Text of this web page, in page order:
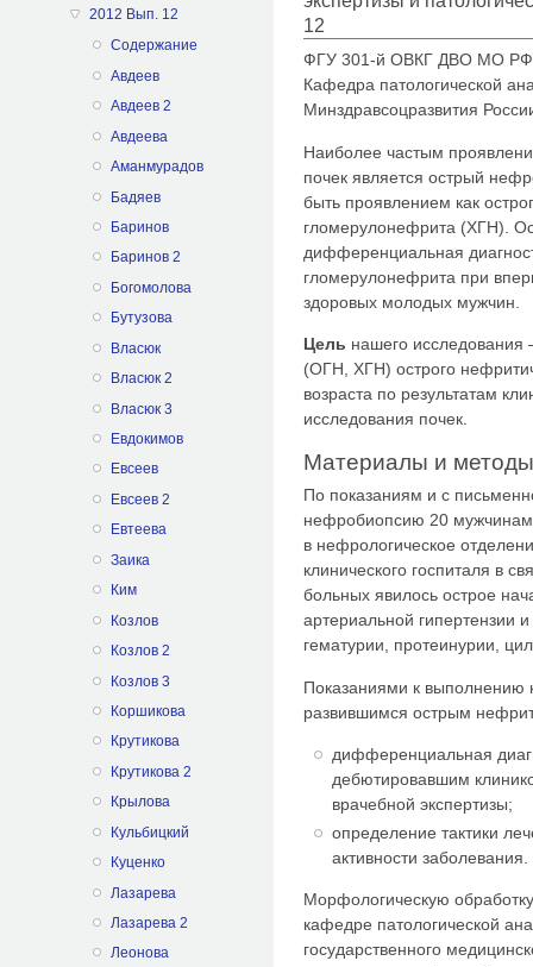
2012 Вып. 12
Содержание
Авдеев
Авдеев 2
Авдеева
Аманмурадов
Бадяев
Баринов
Баринов 2
Богомолова
Бутузова
Власюк
Власюк 2
Власюк 3
Евдокимов
Евсеев
Евсеев 2
Евтеева
Заика
Ким
Козлов
Козлов 2
Козлов 3
Коршикова
Крутикова
Крутикова 2
Крылова
Кульбицкий
Куценко
Лазарева
Лазарева 2
Леонова
12
ФГУ 301-й ОВКГ ДВО МО РФ
Кафедра патологической
Минздравсоцразвития
Наиболее частым
почек является острый
быть проявлением как
гломерулонефрита (ХГН).
дифференциальная
гломерулонефрита при
здоровых молодых мужчин.
Цель нашего исследования
(ОГН, ХГН) острого
возраста по результатам
исследования почек.
Материалы и методы
По показаниям и с
нефробиопсию 20 мужчинам
в нефрологическое
клинического госпиталя в
больных явилось острое
артериальной гипертензии
гематурии, протеинурии,
Показаниями к выполнению
развившимся острым
дифференциальная
дебютировавшим
врачебной экспертизы;
определение тактики
активности заболевания.
Морфологическую
кафедре патологической
государственного